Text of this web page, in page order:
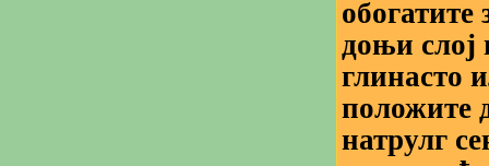
доњи слој
глинасто
положите
натрулг